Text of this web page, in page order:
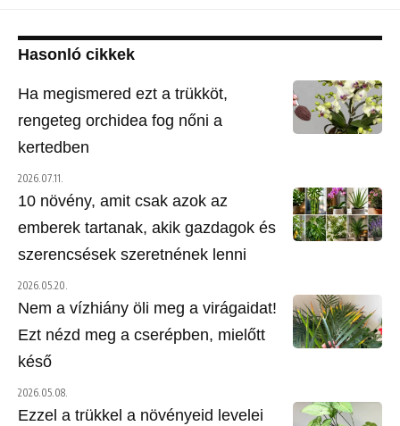
Hasonló cikkek
Ha megismered ezt a trükköt,
rengeteg orchidea fog nőni a
kertedben
2026.07.11.
10 növény, amit csak azok az
emberek tartanak, akik gazdagok és
szerencsések szeretnének lenni
2026.05.20.
Nem a vízhiány öli meg a virágaidat!
Ezt nézd meg a cserépben, mielőtt
késő
2026.05.08.
Ezzel a trükkel a növényeid levelei